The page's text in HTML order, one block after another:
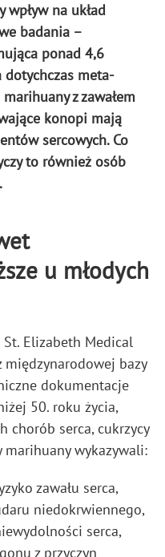
na układ
badania –
ponad 4,6
meta-
z zawałem
konopi mają
sercowych. Co
to również osób
u młodych
Elizabeth Medical
międzynarodowej bazy
dokumentacje
50. roku życia,
chorób serca, cukrzycy
wykazywali:
zawału serca,
niedokrwiennego,
serca,
z przyczyn